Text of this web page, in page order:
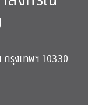
รุงเทพฯ 10330